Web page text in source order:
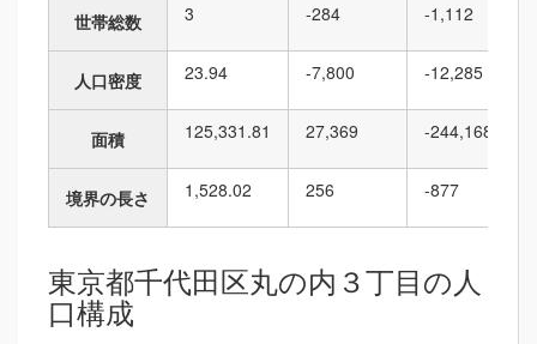
世帯総数 3 -284 -1,112
人口密度 23.94 -7,800 -12,285
面積 125,331.81 27,369 -244,168
境界の長さ 1,528.02 256 -877
東京都千代田区丸の内３丁目の人
口構成